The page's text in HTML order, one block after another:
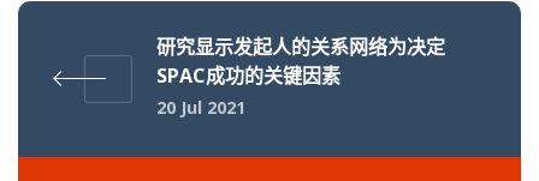
研究显示发起人的关系网络为决定
SPAC成功的关键因素
20 Jul 2021